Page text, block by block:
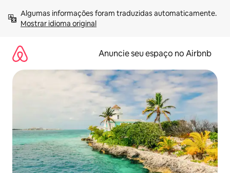
para
Mostrar idioma original
Anuncie seu espaço no Airbnb